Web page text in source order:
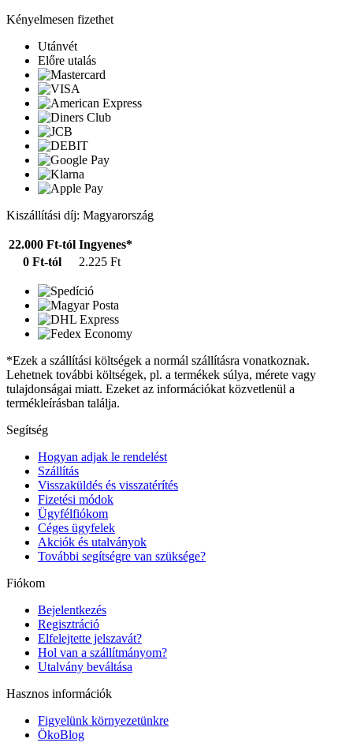
Kényelmesen fizethet
Utánvét
Előre utalás
Kiszállítási díj: Magyarország
22.000 Ft-tól Ingyenes*
0 Ft-tól
2.225 Ft
*Ezek a szállítási költségek a normál szállításra vonatkoznak.
Lehetnek további költségek, pl. a termékek súlya, mérete vagy
tulajdonságai miatt. Ezeket az információkat közvetlenül a
termékleírásban találja.
Segítség
Hogyan adjak le rendelést
Szállítás
Visszaküldés és visszatérítés
Fizetési módok
Ügyfélfiókom
Céges ügyfelek
Akciók és utalványok
További segítségre van szüksége?
Fiókom
Bejelentkezés
Regisztráció
Elfelejtette jelszavát?
Hol van a szállítmányom?
Utalvány beváltása
Hasznos információk
Figyelünk környezetünkre
ÖkoBlog